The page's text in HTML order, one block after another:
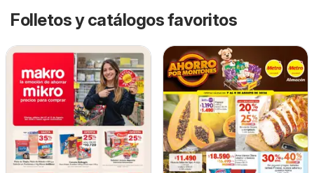
Folletos y catálogos favoritos